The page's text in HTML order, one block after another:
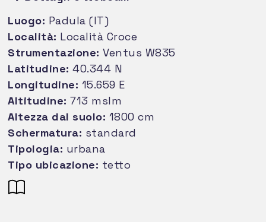
Luogo: Padula (IT)
Località: Località Croce
Strumentazione: Ventus W835
Latitudine: 40.344 N
Longitudine: 15.659 E
Altitudine: 713 mslm
Altezza dal suolo: 1800 cm
Schermatura: standard
Tipologia: urbana
Tipo ubicazione: tetto